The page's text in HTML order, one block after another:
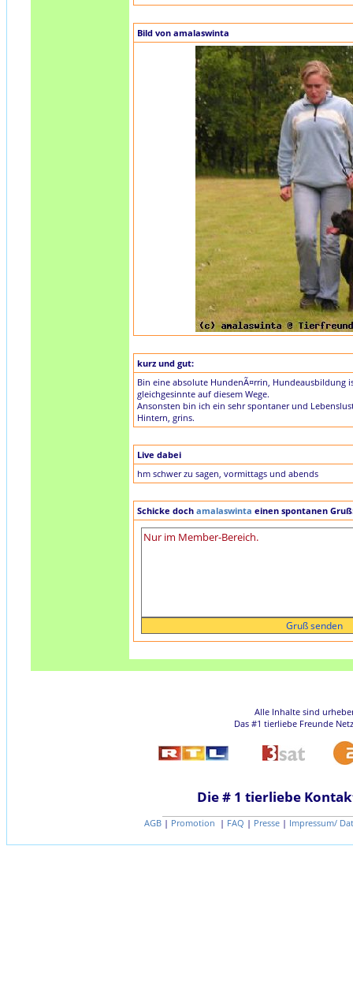
Bild von amalaswinta
kurz und gut:
Bin eine absolute HundenÃ¤rrin, Hundeausbildung
gleichgesinnte auf diesem Wege.
Ansonsten bin ich ein sehr spontaner und
Hintern, grins.
Live dabei
hm schwer zu sagen, vormittags und abends
Schicke doch amalaswinta einen spontanen
Alle Inhalte sind
Das #1 tierliebe Freunde
Die # 1 tierliebe
AGB | Promotion | FAQ | Presse | Impressum/